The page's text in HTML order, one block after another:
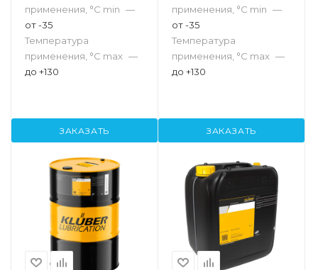
применения, °С min —
от -35
Температура
применения, °С max —
до +130
ЗАКАЗАТЬ
применения, °С min —
от -35
Температура
применения, °С max —
до +130
ЗАКАЗАТЬ